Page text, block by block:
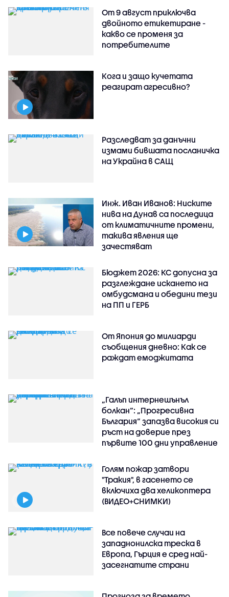
От 9 август приключва
двойното етикетиране -
какво се променя за
потребителите
Кога и защо кучетата
реагират агресивно?
Разследват за данъчни
измами бившата посланичка
на Украйна в САЩ
Инж. Иван Иванов: Ниските
нива на Дунав са последица
от климатичните промени,
такива явления ще
зачестяват
Бюджет 2026: КС допусна за
разглеждане искането на
омбудсмана и обедини тези
на ПП и ГЕРБ
От Япония до милиарди
съобщения дневно: Как се
раждат емоджитата
„Галъп интернешънъл
болкан“: „Прогресивна
България“ запазва високия си
ръст на доверие през
първите 100 дни управление
Голям пожар затвори
"Тракия", в гасенето се
включиха два хеликоптера
(ВИДЕО+СНИМКИ)
Все повече случаи на
западнонилска треска в
Европа, Гърция е сред най-
засегнатите страни